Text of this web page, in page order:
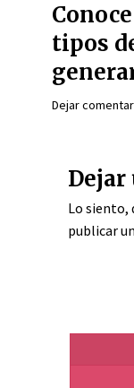
tipos
Dejar
Lo siento,
publicar